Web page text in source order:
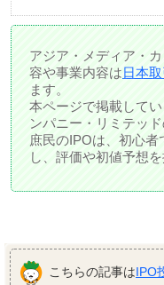
アジア・メディア・
容や事業内容は日本
ます。
本ページで掲載して
ンパニー・リミテッ
庶民のIPOは、初心
し、評価や初値予想を
こちらの記事はIPO